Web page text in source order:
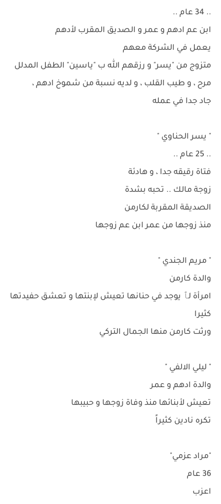
.. 34 عام ..
ابن عم ادهم و عمر و الصديق المقرب لأدهم
يعمل في الشركة معهم
متزوج من "يسر" و رزقهم الله ب "ياسين" الطفل المدلل
مرح ، و طيب القلب ، و لديه نسبة من شموخ ادهم ،
جاد جدا في عمله
" يسر الحناوي "
.. 25 عام ..
فتاة رقيقه جدا ، و هادئة
زوجة مالك .. تحبه بشدة
الصديقة المقربة لكارمن
منذ زوجها من عمر ابن عم زوجها
" مريم الجندي "
والدة كارمن
امرأة لٱ يوجد في حنانها تعيش لإبنتها و تعشق حفيدتها
كثيرا
ورثت كارمن منها الجمال التركي
" ليلي الالفي "
والدة ادهم و عمر
تعيش لأبنائها منذ وفاة زوجها و حبيبها
تكره نادين كثيراً
"مراد عزمي"
36 عام
اعزب